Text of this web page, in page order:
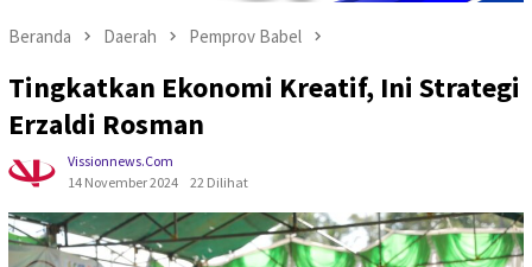
Beranda Daerah Pemprov Babel
Tingkatkan Ekonomi Kreatif, Ini Strategi
Erzaldi Rosman
Vissionnews.com
14 November 2024
22 Dilihat